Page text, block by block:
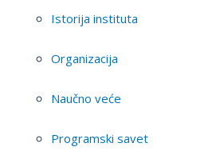
Istorija instituta
Organizacija
Naučno veće
Programski savet